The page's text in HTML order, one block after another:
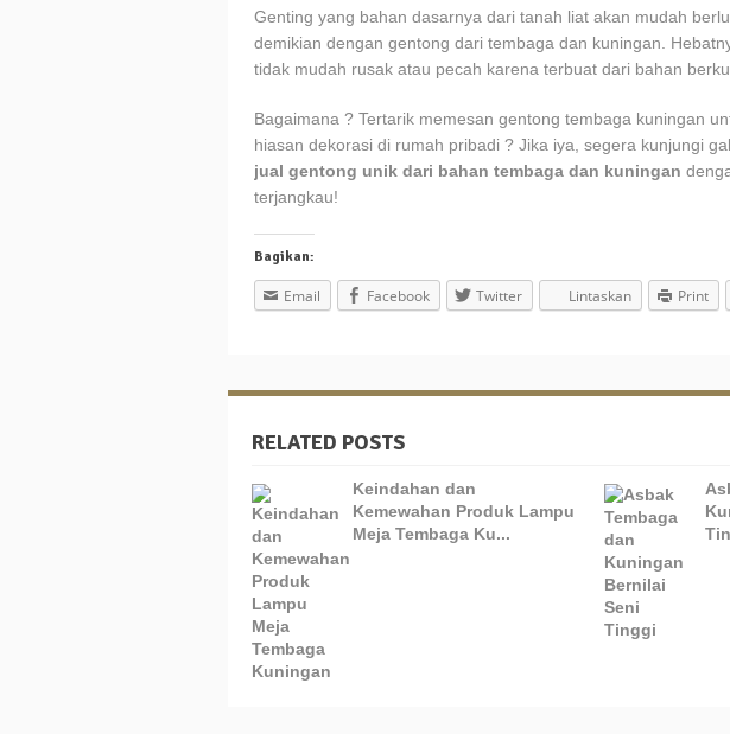
Genting yang bahan dasarnya dari tanah liat akan mudah
demikian dengan gentong dari tembaga dan kuningan.
tidak mudah rusak atau pecah karena terbuat dari bahan
Bagaimana ? Tertarik memesan gentong tembaga kuningan
hiasan dekorasi di rumah pribadi ? Jika iya, segera kunjungi
jual gentong unik dari bahan tembaga dan kuningan
terjangkau!
Bagikan:
Email Facebook Twitter Lintaskan Print
RELATED POSTS
Keindahan dan
Kemewahan Produk Lampu
Meja Tembaga Ku...